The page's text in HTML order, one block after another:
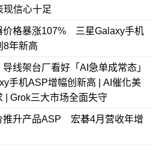
现信心十足
价格暴涨107% 三星Galaxy手机
8年新高
线架台厂看好「AI急单成常态」
手机ASP增幅创新高 | AI催化美
| Grok三大市场全面失守
推升产品ASP 宏碁4月营收年增